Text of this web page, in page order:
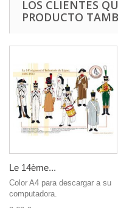
LOS CLIENTES
PRODUCTO
Le 14ème...
Color A4 para descargar a su
computadora.